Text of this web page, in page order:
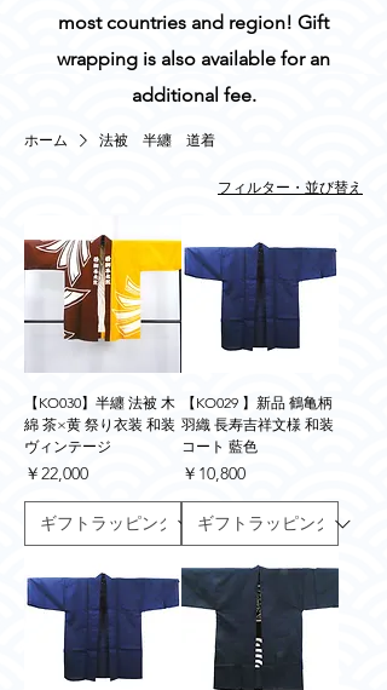
most countries and region! Gift
wrapping is also available for an
additional fee.
ホーム 法被 半纏 道着
フィルター・並び替え
【KO030】半纏 法被 木
綿 茶×黄 祭り衣装 和装
ヴィンテージ
価格
￥22,000
【KO029 】新品 鶴亀柄
羽織 長寿吉祥文様 和装
コート 藍色
価格
￥10,800